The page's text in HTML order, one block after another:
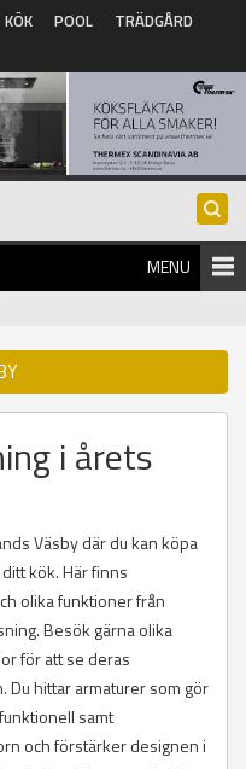
KÖK POOL
TRÄDGÅRD
MENU
i årets
Väsby där du kan köpa
kök. Här finns
olika funktioner från
Besök gärna olika
för att se deras
hittar armaturer som gör
samt
och förstärker designen i